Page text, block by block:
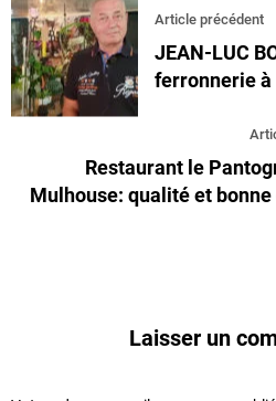
Article précédent
JEAN-LUC
ferronnerie
Restaurant le
Mulhouse: qualité et
Laisser un